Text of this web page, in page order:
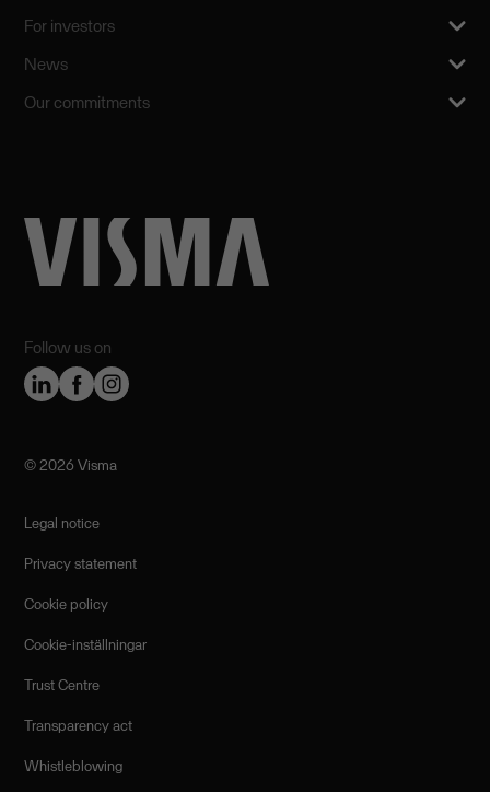
Follow us on
For investors
News
Our commitments
©️ 2026 Visma
Legal notice
Privacy statement
Cookie policy
Cookie-inställningar
Trust Centre
Transparency act
Whistleblowing